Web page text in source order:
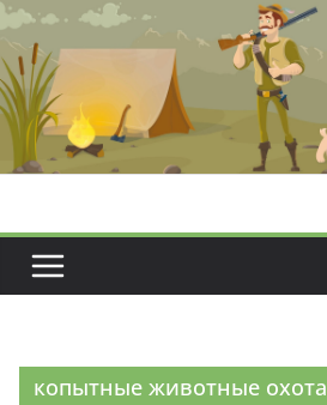
Перейти
содержимому
копытные животные охота